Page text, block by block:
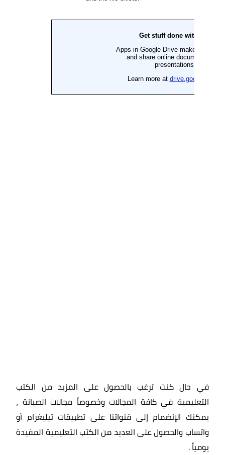
في حال كنت ترغب بالحصول على المزيد من الكتب
التعليمية في كافة المجالات وخصوصاً مجالات الصيانة ،
يمكنك الإنضمام إلى قنواتنا على تطبيقات تيليغرام أو
واتساب والحصول على العديد من الكتب التعليمية المفيدة
يومياً.